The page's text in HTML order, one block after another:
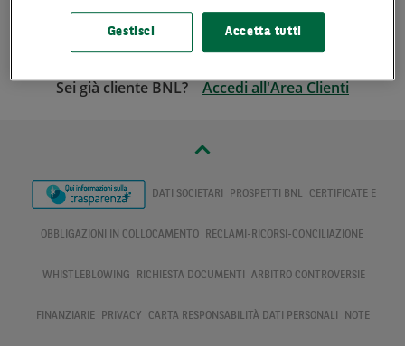
Prosegui
Sei già cliente BNL? Accedi all'Area Clienti
DATI SOCIETARI PROSPETTI BNL CERTIFICATE E
OBBLIGAZIONI IN COLLOCAMENTO RECLAMI-RICORSI-CONCILIAZIONE
WHISTLEBLOWING RICHIESTA DOCUMENTI ARBITRO CONTROVERSIE
FINANZIARIE PRIVACY CARTA RESPONSABILITÀ DATI PERSONALI NOTE
Gestisci Accetta tutti